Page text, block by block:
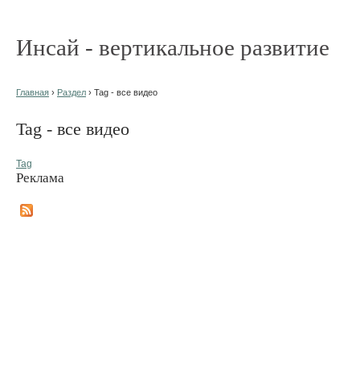
Инсай - вертикальное развитие
Главная › Раздел › Tag - все видео
Tag - все видео
Tag
Реклама